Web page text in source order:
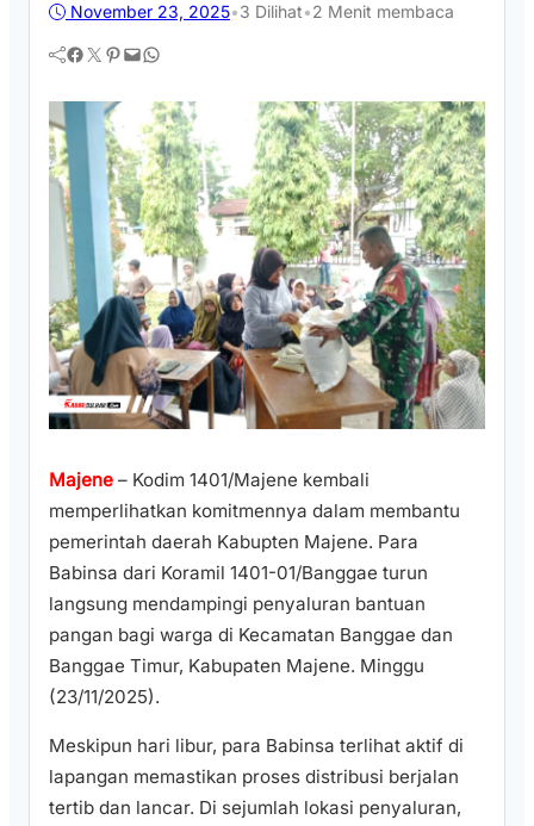
November 23, 2025•3 Dilihat•2 Menit membaca
Facebook Twitter Pinterest Mail WhatsApp
Majene – Kodim 1401/Majene kembali
memperlihatkan komitmennya dalam membantu
pemerintah daerah Kabupten Majene. Para
Babinsa dari Koramil 1401-01/Banggae turun
langsung mendampingi penyaluran bantuan
pangan bagi warga di Kecamatan Banggae dan
Banggae Timur, Kabupaten Majene. Minggu
(23/11/2025).
Meskipun hari libur, para Babinsa terlihat aktif di
lapangan memastikan proses distribusi berjalan
tertib dan lancar. Di sejumlah lokasi penyaluran,